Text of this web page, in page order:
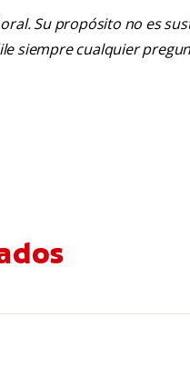
Su propósito no es
siempre cualquier